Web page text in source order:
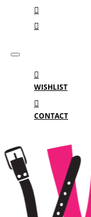
WISHLIST
CONTACT
Meniu